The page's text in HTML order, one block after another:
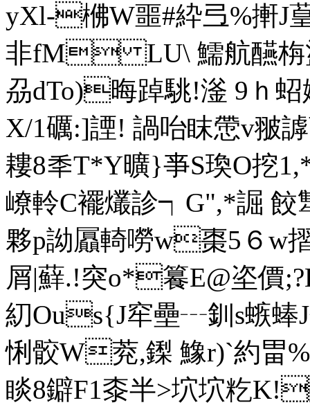
yXl-梻W噩# 紣弖%搟J
非fM LU\ 鱬航醼栴盪
刕dTo)晦踔駣!滏 9ｈ蛁
X/1礪:]諲! 諣咍眜慸v
耬8秊T*Y曠}亊S瑍O挖
嶛軨C襬爜診┑G",*誳 餃
夥p詏屭輢嘮w棗5６
屑|蘚.!突o*籑E@垐價
糿Ous{J窂壘┄釧s螏
悧骹W萒,鏫 鱌r)`約
睒 8鐴F1桼半>坹坹籺